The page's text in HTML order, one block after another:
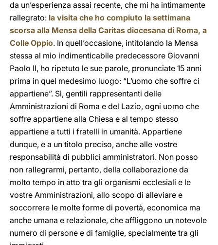
da un’esperienza assai recente, che mi ha intimamente
rallegrato: la visita che ho compiuto la settimana
scorsa alla Mensa della Caritas diocesana di Roma, a
Colle Oppio. In quell’occasione, intitolando la Mensa
stessa al mio indimenticabile predecessore Giovanni
Paolo II, ho ripetuto le sue parole, pronunciate 15 anni
prima in quel medesimo luogo: “L’uomo che soffre ci
appartiene”. Sì, gentili rappresentanti delle
Amministrazioni di Roma e del Lazio, ogni uomo che
soffre appartiene alla Chiesa e al tempo stesso
appartiene a tutti i fratelli in umanità. Appartiene
dunque, e a un titolo preciso, anche alle vostre
responsabilità di pubblici amministratori. Non posso
non rallegrarmi, pertanto, della collaborazione da
molto tempo in atto tra gli organismi ecclesiali e le
vostre Amministrazioni, allo scopo di alleviare e
soccorrere le molte forme di povertà, economica ma
anche umana e relazionale, che affliggono un notevole
numero di persone e di famiglie, specialmente tra gli